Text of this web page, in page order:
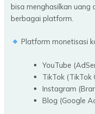
bisa menghasilkan
berbagai platform.
Platform monetisasi
YouTube
TikTok (TikTok
Instagram
Blog (Google